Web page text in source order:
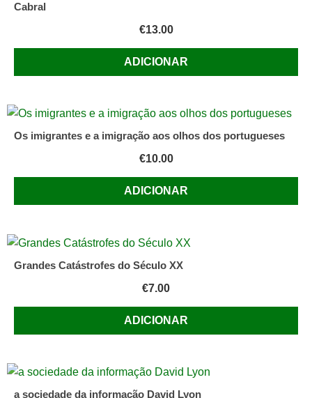
Cabral
€13.00
ADICIONAR
Os imigrantes e a imigração aos olhos dos portugueses
€10.00
ADICIONAR
Grandes Catástrofes do Século XX
€7.00
ADICIONAR
a sociedade da informação David Lyon